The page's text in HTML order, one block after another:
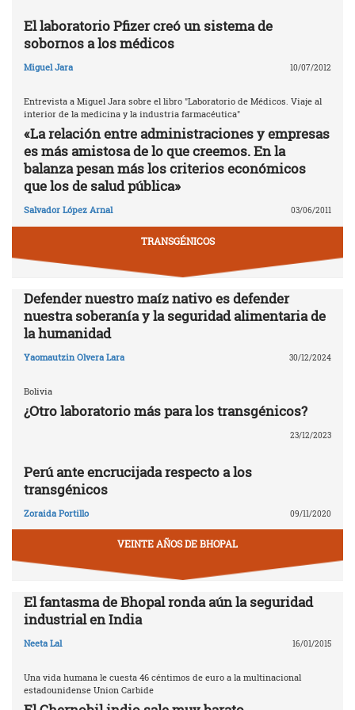
El laboratorio Pfizer creó un sistema de
sobornos a los médicos
Miguel Jara 10/07/2012
Entrevista a Miguel Jara sobre el libro "Laboratorio de Médicos. Viaje al
interior de la medicina y la industria farmacéutica"
«La relación entre administraciones y empresas
es más amistosa de lo que creemos. En la
balanza pesan más los criterios económicos
que los de salud pública»
Salvador López Arnal 03/06/2011
TRANSGÉNICOS
Defender nuestro maíz nativo es defender
nuestra soberanía y la seguridad alimentaria de
la humanidad
Yaomautzin Olvera Lara 30/12/2024
Bolivia
¿Otro laboratorio más para los transgénicos?
23/12/2023
Perú ante encrucijada respecto a los
transgénicos
Zoraida Portillo 09/11/2020
VEINTE AÑOS DE BHOPAL
El fantasma de Bhopal ronda aún la seguridad
industrial en India
Neeta Lal 16/01/2015
Una vida humana le cuesta 46 céntimos de euro a la multinacional
estadounidense Union Carbide